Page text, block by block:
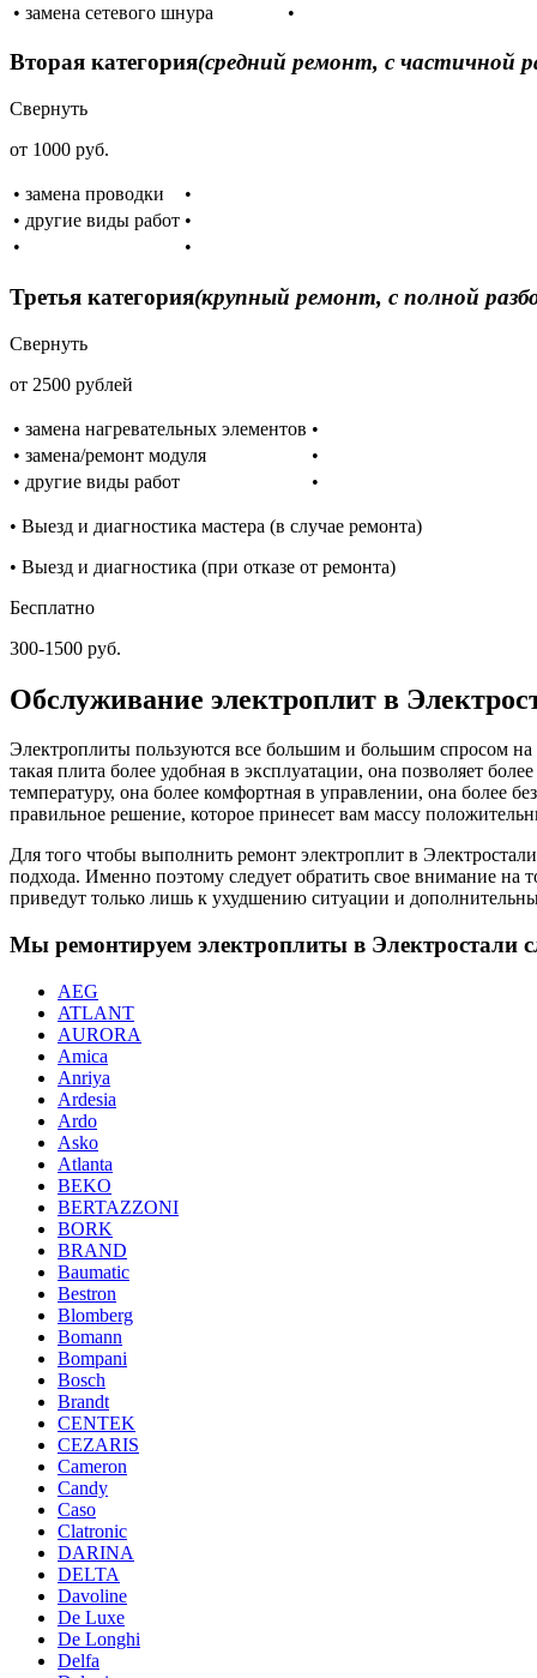
• замена сетевого шнура
•
Вторая категория(средний ремонт, с частичной
Свернуть
от 1000 руб.
• замена проводки
•
• другие виды работ •
•
•
Третья категория(крупный ремонт, с полной
Свернуть
от 2500 рублей
• замена нагревательных элементов •
• замена/ремонт модуля
•
• другие виды работ
•
• Выезд и диагностика мастера (в случае ремонта)
• Выезд и диагностика (при отказе от ремонта)
Бесплатно
300-1500 руб.
Обслуживание электроплит в
Электроплиты пользуются все большим и большим спросом на
такая плита более удобная в эксплуатации, она позволяет
температуру, она более комфортная в управлении, она более
правильное решение, которое принесет вам массу
Для того чтобы выполнить ремонт электроплит в
подхода. Именно поэтому следует обратить свое внимание на
приведут только лишь к ухудшению ситуации и
Мы ремонтируем электроплиты в Электростали
AEG
ATLANT
AURORA
Amica
Anriya
Ardesia
Ardo
Asko
Atlanta
BEKO
BERTAZZONI
BORK
BRAND
Baumatic
Bestron
Blomberg
Bomann
Bompani
Bosch
Brandt
CENTEK
CEZARIS
Cameron
Candy
Caso
Clatronic
DARINA
DELTA
Davoline
De Luxe
De Longhi
Delfa